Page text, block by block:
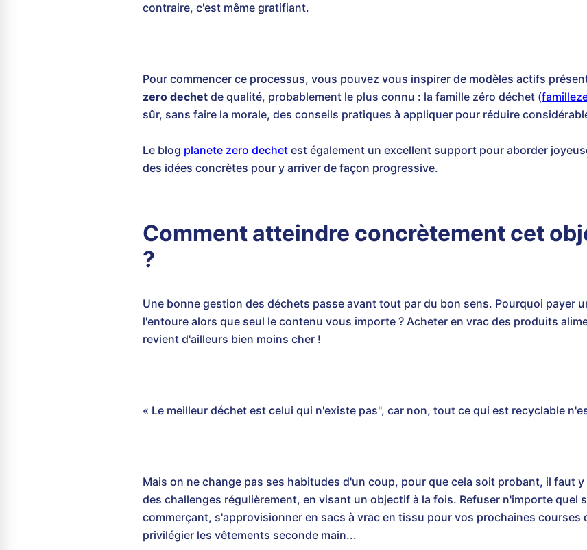
contraire, c'est même gratifiant.
Pour commencer ce processus, vous pouvez vous inspirer de modèles actifs
zero dechet de qualité, probablement le plus connu : la famille zéro déchet (
sûr, sans faire la morale, des conseils pratiques à appliquer pour réduire
Le blog planete zero dechet est également un excellent support pour aborder
des idées concrètes pour y arriver de façon progressive.
Comment atteindre concrètement cet
?
Une bonne gestion des déchets passe avant tout par du bon sens. Pourquoi payer
l'entoure alors que seul le contenu vous importe ? Acheter en vrac des produits
revient d'ailleurs bien moins cher !
« Le meilleur déchet est celui qui n'existe pas", car non, tout ce qui est recyclable
Mais on ne change pas ses habitudes d'un coup, pour que cela soit probant, il faut
des challenges régulièrement, en visant un objectif à la fois. Refuser n'importe quel
commerçant, s'approvisionner en sacs à vrac en tissu pour vos prochaines courses
privilégier les vêtements seconde main...